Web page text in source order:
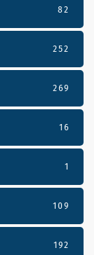
82
252
269
16
1
109
192